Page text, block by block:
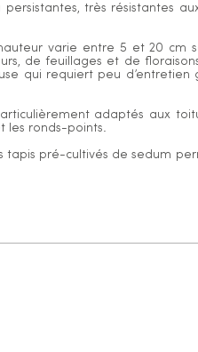
très résistantes
varie entre 5 et 20 cm
de feuillages et de
qui requiert peu d’entretien
adaptés aux
les ronds-points.
tapis pré-cultivés de sedum